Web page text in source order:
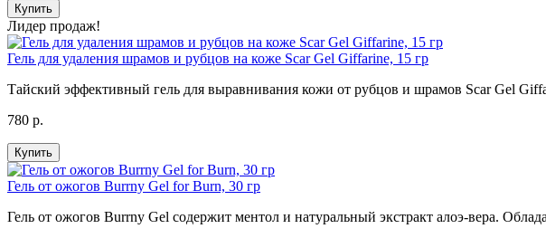
Купить
Лидер продаж!
Гель для удаления шрамов и рубцов на коже Scar Gel Giffarine, 15 гр
Тайский эффективный гель для выравнивания кожи от рубцов и шрамов Scar Gel
780 р.
Купить
Гель от ожогов Burrny Gel for Burn, 30 гр
Гель от ожогов Burrny Gel содержит ментол и натуральный экстракт алоэ-вера.